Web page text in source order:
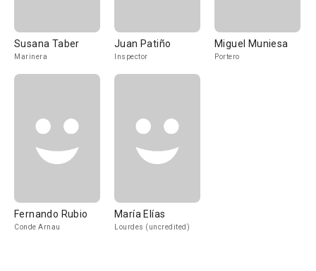
Susana Taber
Marinera
Juan Patiño
Inspector
Miguel Muniesa
Portero
Fernando Rubio
Conde Arnau
María Elías
Lourdes (uncredited)